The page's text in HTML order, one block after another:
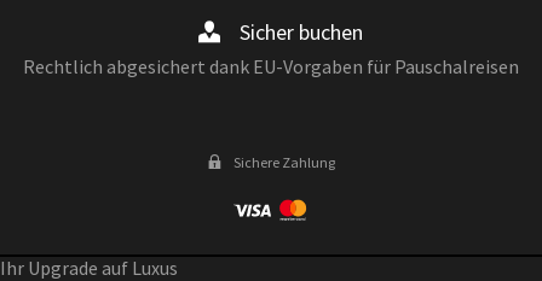
Sicher buchen
Rechtlich abgesichert dank EU-Vorgaben für Pauschalreisen
Sichere Zahlung
Ihr Upgrade auf Luxus